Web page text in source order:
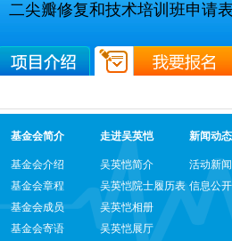
二尖瓣修复和技术培训班申请
基金会简介 走进吴英恺 新闻动态
基金会介绍
基金会章程
基金会成员
基金会寄语
吴英恺简介
吴英恺院士履历表
吴英恺相册
吴英恺展厅
活动新闻
信息公开